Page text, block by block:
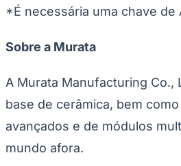
NBB
Paulistão
Libertadores
Copa América
Champions League
Premier League
*É necessária uma chave de
Sobre a Murata
A Murata Manufacturing
base de cerâmica, bem
avançados e de módulos
mundo afora.